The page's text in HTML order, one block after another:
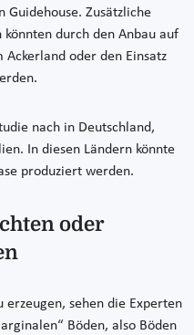
Guidehouse. Zusätzliche
durch den Anbau auf
oder den Einsatz
nach in Deutschland,
In diesen Ländern könnte
produziert werden.
oder
sehen die Experten
Böden, also Böden